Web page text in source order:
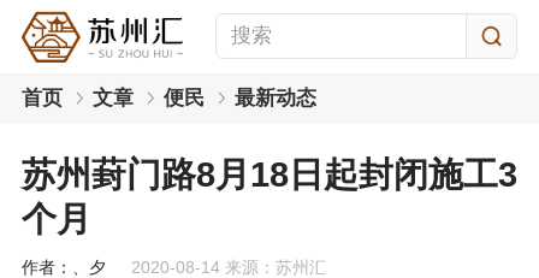
首页 文章 便民 最新动态
苏州葑门路8月18日起封闭施工3
个月
作者：、夕 2020-08-14 来源：苏州汇